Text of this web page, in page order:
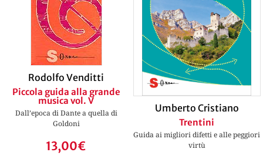
Rodolfo Venditti
Piccola guida alla grande
musica vol. V
Dall’epoca di Dante a quella di
Goldoni
13,00€
Umberto Cristiano
Trentini
Guida ai migliori difetti e alle peggiori
virtù